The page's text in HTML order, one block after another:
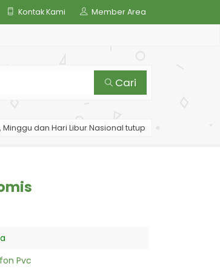
Kontak Kami Member Area
Cari
Minggu dan Hari Libur Nasional tutup
Pvc